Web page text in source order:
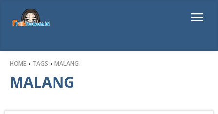
HOME TAGS MALANG
MALANG